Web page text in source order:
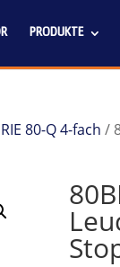
PRODUKTE
80-Q 4-fach /